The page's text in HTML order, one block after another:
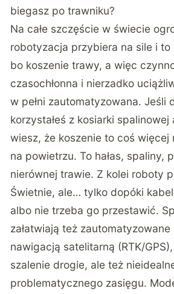
biegasz po trawniku?
Na całe szczęście w świecie
robotyzacja przybiera na sile i
bo koszenie trawy, a więc
czasochłonna i nierzadko
w pełni zautomatyzowana. Jeśli
korzystałeś z kosiarki
wiesz, że koszenie to coś więcej
na powietrzu. To hałas, spaliny,
nierównej trawie. Z kolei roboty
Świetnie, ale… tylko dopóki
albo nie trzeba go przestawić.
załatwiają też zautomatyzowane
nawigacją satelitarną (RTK/
szalenie drogie, ale też
problematycznego zasięgu.